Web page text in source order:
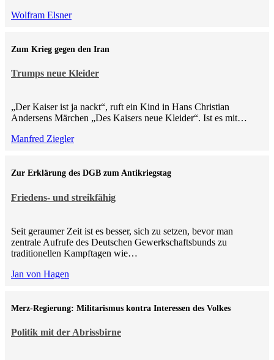
Wolfram Elsner
Trumps neue Kleider
Zum Krieg gegen den Iran
„Der Kaiser ist ja nackt“, ruft ein Kind in Hans Christian
Andersens Märchen „Des Kaisers neue Kleider“. Ist es mit…
Manfred Ziegler
Friedens- und streikfähig
Zur Erklärung des DGB zum Antikriegstag
Seit geraumer Zeit ist es besser, sich zu setzen, bevor man
zentrale Aufrufe des Deutschen Gewerkschaftsbunds zu
traditionellen Kampftagen wie…
Jan von Hagen
Politik mit der Abrissbirne
Merz-Regierung: Militarismus kontra Inte­ressen des Volkes